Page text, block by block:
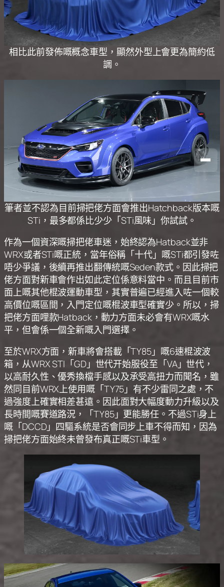
相比此前發佈嘅概念車型，顯然外型上會更為簡約低
調。
筆者並不認為目前掃把佬方面會推出Hatchback版本嘅
STi，最多都係比少少「STi風味」你試試。
作為一個資深嘅掃把佬車迷，始終認為Hatback並非
WRX或者STi嘅正統，當年俗稱「十代」嘅STi都引發咗
唔少爭議，後續再推出翻傳統嘅Seden款式。因此掃把
佬方面對新車會作出如此定位係意料當中。而且目前市
面上嘅其他棍波運動車型，其實普遍已經進入咗一個較
高價位嘅區間，入門定位嘅棍波車型確實少。所以，掃
把佬方面哩款Hatback，動力方面未必會有WRX嘅水
平，但會係一個全新嘅入門選擇。
至於WRX方面，新車將會搭載「TY85」嘅6速棍波波
箱，从WRX STI「GD」世代开始服役至「VA」世代，
以高耐久性、優秀換檔手感以及承受高扭力而聞名，雖
然同目前WRX上使用嘅「TY75」有不少雷同之處，不
過強度上確實相差甚遠。因此面對大幅度動力升級以及
長時間嘅賽道路況，「TY85」更能勝任。不過STi身上
嘅「DCCD」四驅系統是否會同步上車不得而知，因為
掃把佬方面始終未曾發布真正嘅STi車型。